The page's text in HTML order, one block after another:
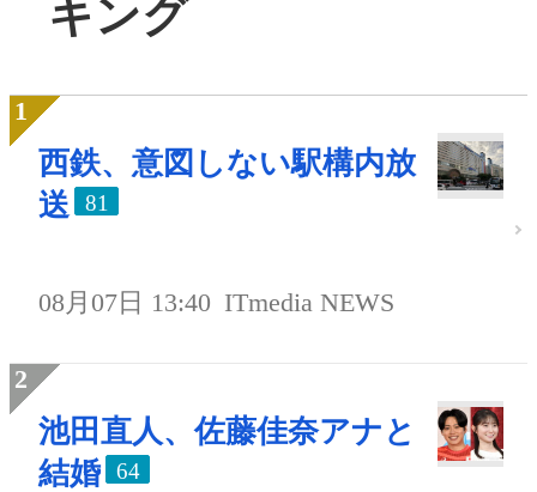
キング
西鉄、意図しない駅構内放
送
81
08月07日 13:40 ITmedia NEWS
池田直人、佐藤佳奈アナと
結婚
64